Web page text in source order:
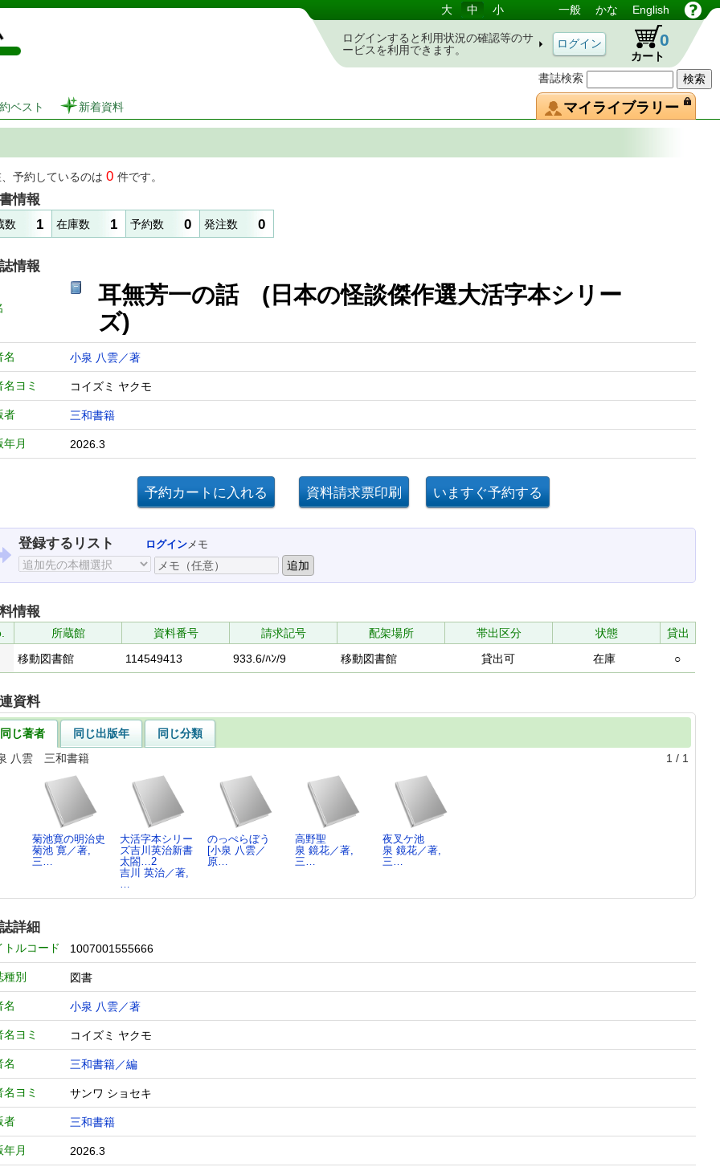
図書館 蔵書検索・予約システム
書誌検索
大 中 小 一般 かな English
ログインすると利用状況の確認等のサ
ービスを利用できます。
カート
0
ベスト 新着資料 マイライブラリー
予約しているのは 0 件です。
情報
数 1 在庫数 1 予約数 0 発注数 0
情報
耳無芳一の話 (日本の怪談傑作選大活字本シリー
ズ)
名 小泉 八雲／著
名ヨミ コイズミ ヤクモ
者 三和書籍
年月 2026.3
登録するリスト ログインメモ
情報
所蔵館 資料番号 請求記号 配架場所 帯出区分 状態
貸出
移動図書館
114549413 933.6/ﾊﾝ/9 移動図書館 貸出可 在庫 ○
資料
同じ著者 同じ出版年
同じ分類
八雲 三和書籍
1 / 1
菊池寛の明治史
菊池 寛／著,
三…
大活字本シリー
ズ吉川英治新書
太閤…2
吉川 英治／著,
…
のっぺらぼう
[小泉 八雲／
原…
高野聖
泉 鏡花／著,
三…
夜叉ケ池
泉 鏡花／著,
三…
詳細
トルコード 1007001555666
種別 図書
名 小泉 八雲／著
名ヨミ コイズミ ヤクモ
名 三和書籍／編
名ヨミ サンワ ショセキ
者 三和書籍
年月 2026.3